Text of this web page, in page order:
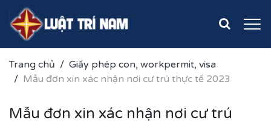
Trang chủ
Giấy phép con, workpermit, visa
Mẫu đơn xin xác nhận nơi cư trú thực tế 2023
Mẫu đơn xin xác nhận nơi cư trú